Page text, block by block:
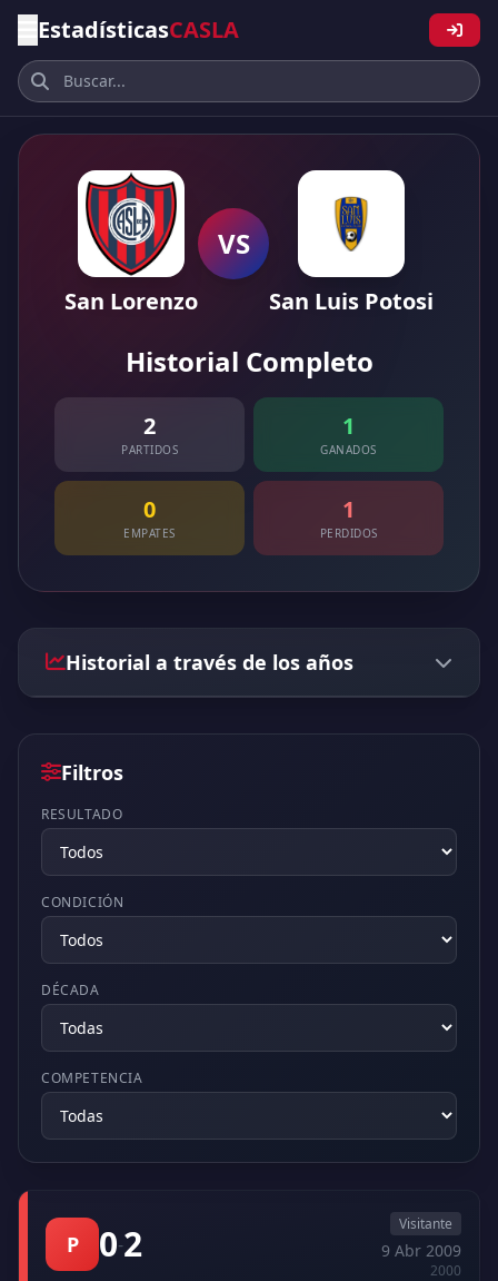
EstadísticasCASLA
San Lorenzo
VS
San Luis Potosi
Historial Completo
2
PARTIDOS
1
GANADOS
0
EMPATES
1
PERDIDOS
Historial a través de los años
Filtros
RESULTADO
CONDICIÓN
DÉCADA
COMPETENCIA
P 0-2 Visitante
9 Abr 2009
2000